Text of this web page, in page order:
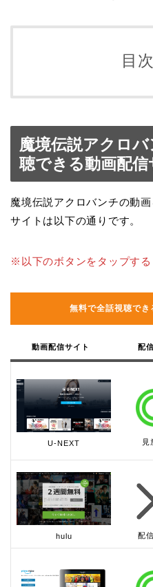
目次
魔境伝説アクロ
聴できる動画配
魔境伝説アクロバンチの動
サイトは以下の通りです。
※以下のボタンをタップす
無料で全話視聴でき
動画配信サイト 配
U-NEXT 見
hulu 配